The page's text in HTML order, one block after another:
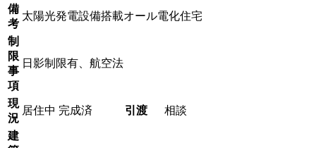
備
考
太陽光発電設備搭載オール電化住宅
制
限
事
項
日影制限有、航空法
現
況
居住中 完成済 引渡 相談
建